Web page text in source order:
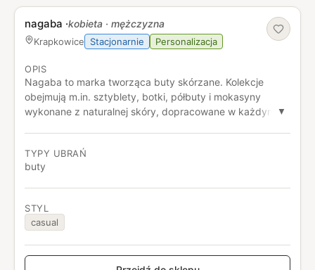
nagaba ·kobieta · mężczyzna
Krapkowice Stacjonarnie Personalizacja
OPIS
Nagaba to marka tworząca buty skórzane. Kolekcje
obejmują m.in. sztyblety, botki, półbuty i mokasyny
wykonane z naturalnej skóry, dopracowane w każdym
▼
TYPY UBRAŃ
buty
STYL
casual